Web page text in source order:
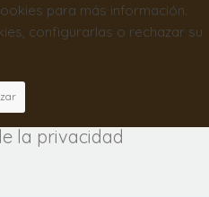
para más información.
configurarlas o rechazar su
la privacidad